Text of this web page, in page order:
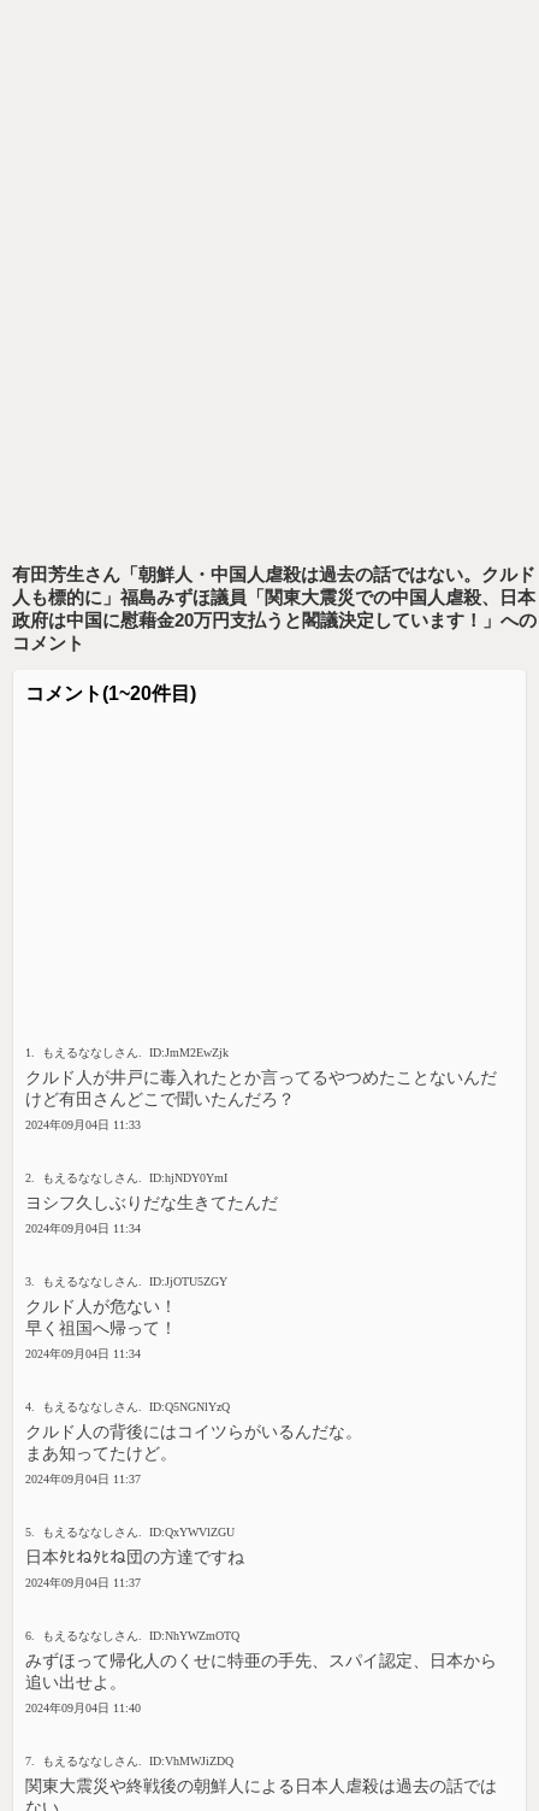
有田芳生さん「朝鮮人・中国人虐殺は過去の話ではない。クルド
人も標的に」福島みずほ議員「関東大震災での中国人虐殺、日本
政府は中国に慰藉金20万円支払うと閣議決定しています！」 への
コメント
コメント(1~20件目)
1. もえるななしさん. ID:JmM2EwZjk
クルド人が井戸に毒入れたとか言ってるやつめたことないんだ
けど有田さんどこで聞いたんだろ？
2024年09月04日 11:33
2. もえるななしさん. ID:hjNDY0YmI
ヨシフ久しぶりだな生きてたんだ
2024年09月04日 11:34
3. もえるななしさん. ID:JjOTU5ZGY
クルド人が危ない！
早く祖国へ帰って！
2024年09月04日 11:34
4. もえるななしさん. ID:Q5NGNlYzQ
クルド人の背後にはコイツらがいるんだな。
まあ知ってたけど。
2024年09月04日 11:37
5. もえるななしさん. ID:QxYWVlZGU
日本ﾀﾋねﾀﾋね団の方達ですね
2024年09月04日 11:37
6. もえるななしさん. ID:NhYWZmOTQ
みずほって帰化人のくせに特亜の手先、スパイ認定、日本から
追い出せよ。
2024年09月04日 11:40
7. もえるななしさん. ID:VhMWJiZDQ
関東大震災や終戦後の朝鮮人による日本人虐殺は過去の話では